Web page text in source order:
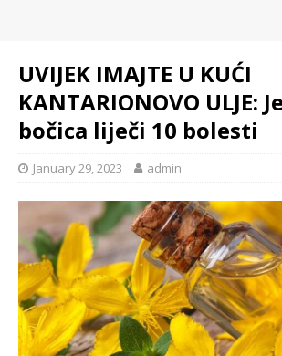
UVIJEK IMAJTE U KUĆI
KANTARIONOVO ULJE:
bočica liječi 10 bolesti
January 29, 2023 admin